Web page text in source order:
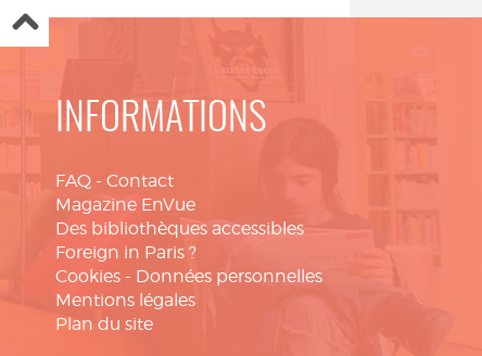
INFORMATIONS
FAQ - Contact
Magazine EnVue
Des bibliothèques accessibles
Foreign in Paris ?
Cookies - Données personnelles
Mentions légales
Plan du site